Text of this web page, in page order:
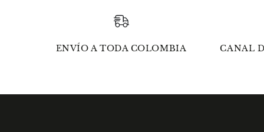
ENVÍO A TODA COLOMBIA CANAL